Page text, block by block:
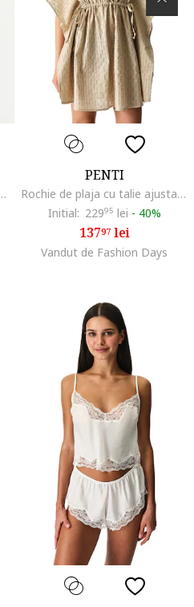
cu volane, Rosu
PENTI
Rochie de plaja cu talie ajustabila, Bej
Initial: 22995 lei - 40%
13797lei
Vandut de Fashion Days